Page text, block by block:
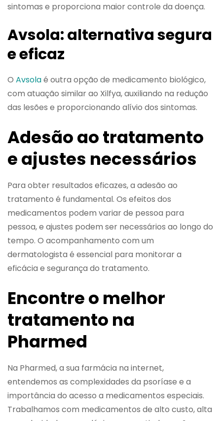
sintomas e proporciona maior controle da doença.
Avsola: alternativa segura
e eficaz
O Avsolaé outra opção de medicamento biológico,
com atuação similar ao Xilfya, auxiliando na redução
das lesões e proporcionando alívio dos sintomas.
Adesão ao tratamento
e ajustes necessários
Para obter resultados eficazes, a adesão ao
tratamento é fundamental. Os efeitos dos
medicamentos podem variar de pessoa para
pessoa, e ajustes podem ser necessários ao longo do
tempo. O acompanhamento com um
dermatologista é essencial para monitorar a
eficácia e segurança do tratamento.
Encontre o melhor
tratamento na
Pharmed
Na Pharmed, a sua farmácia na internet,
entendemos as complexidades da psoríase e a
importância do acesso a medicamentos especiais.
Trabalhamos com medicamentos de alto custo, alta